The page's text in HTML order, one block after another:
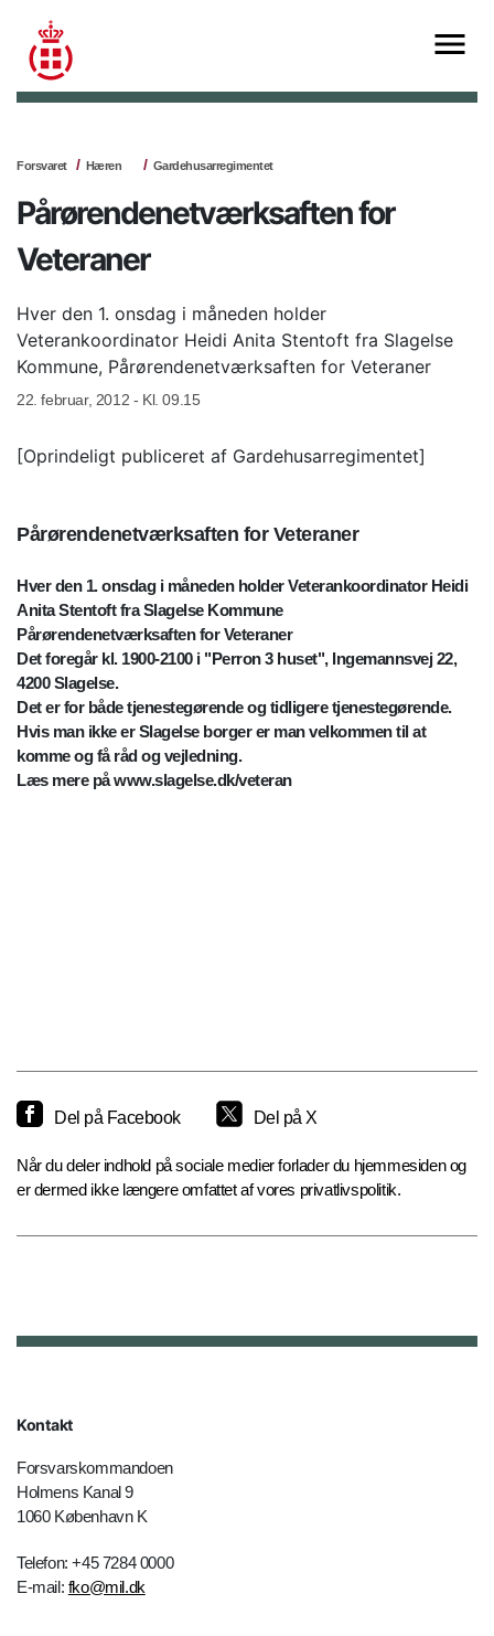
Forsvaret Hæren Gardehusarregimentet
Pårørendenetværksaften for
Veteraner
Hver den 1. onsdag i måneden holder
Veterankoordinator Heidi Anita Stentoft fra Slagelse
Kommune, Pårørendenetværksaften for Veteraner
22. februar, 2012 - Kl. 09.15
[Oprindeligt publiceret af Gardehusarregimentet]
Pårørendenetværksaften for Veteraner
Hver den 1. onsdag i måneden holder Veterankoordinator Heidi
Anita Stentoft fra Slagelse Kommune
Pårørendenetværksaften for Veteraner
Det foregår kl. 1900-2100 i "Perron 3 huset", Ingemannsvej 22,
4200 Slagelse.
Det er for både tjenestegørende og tidligere tjenestegørende.
Hvis man ikke er Slagelse borger er man velkommen til at
komme og få råd og vejledning.
Læs mere på www.slagelse.dk/veteran
Del på Facebook Del på X
Når du deler indhold på sociale medier forlader du hjemmesiden og
er dermed ikke længere omfattet af vores privatlivspolitik.
Kontakt
Forsvarskommandoen
Holmens Kanal 9
1060 København K
Telefon: +45 7284 0000
E-mail: fko@mil.dk